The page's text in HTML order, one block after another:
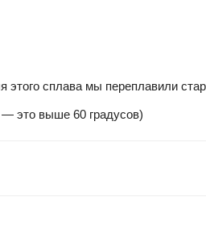
этого сплава мы переплавили
— это выше 60 градусов)